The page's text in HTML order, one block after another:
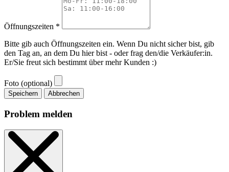
Öffnungszeiten *
Bitte gib auch Öffnungszeiten ein. Wenn Du nicht sicher bist, gib
den Tag an, an dem Du hier bist - oder frag den/die Verkäufer:in.
Er/Sie freut sich bestimmt über mehr Kunden :)
Foto (optional)
Speichern Abbrechen
Problem melden